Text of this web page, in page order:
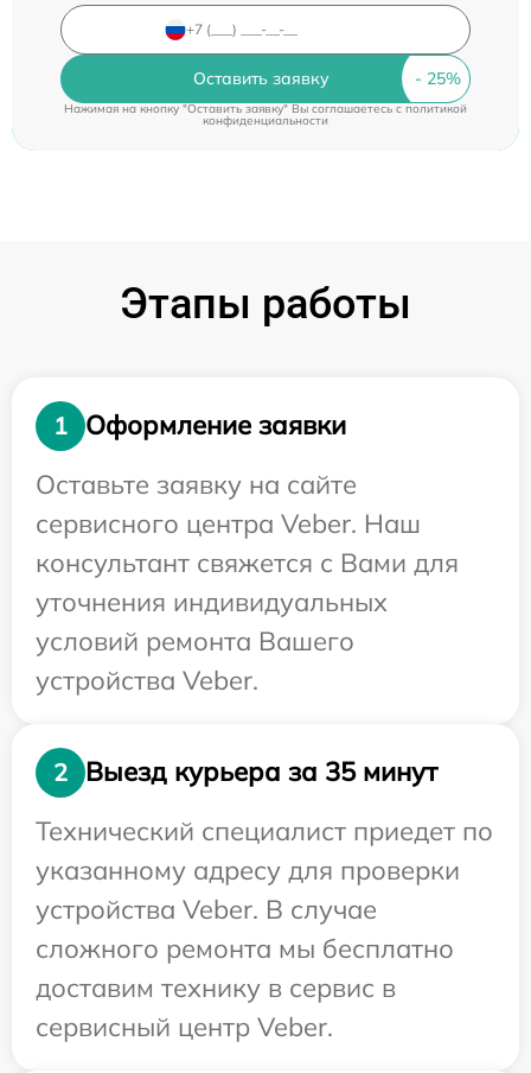
Оставить заявку
Нажимая на кнопку "Оставить заявку" Вы соглашаетесь cполитикой
конфиденциальности
Этапы работы
1
Оформление заявки
Оставьте заявку на сайте
сервисного центра Veber. Наш
консультант свяжется с Вами для
уточнения индивидуальных
условий ремонта Вашего
устройства Veber.
2
Выезд курьера за 35 минут
Технический специалист приедет по
указанному адресу для проверки
устройства Veber. В случае
сложного ремонта мы бесплатно
доставим технику в сервис в
сервисный центр Veber.